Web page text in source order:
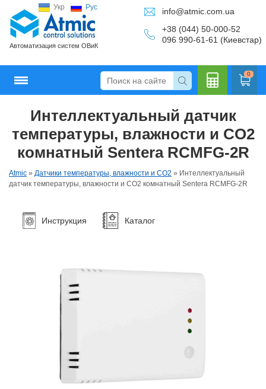
Укр Рус
Автоматизация систем ОВиК
info@atmic.com.ua
+38 (044) 50-000-52
096 990-61-61 (Киевстар)
0
лятор
Интеллектуальный датчик
температуры, влажности и CO2
комнатный Sentera RCMFG-2R
Atmic » Датчики температуры, влажности и CO2 » Интеллектуальный
датчик температуры, влажности и CO2 комнатный Sentera RCMFG-2R
Инструкция Каталог